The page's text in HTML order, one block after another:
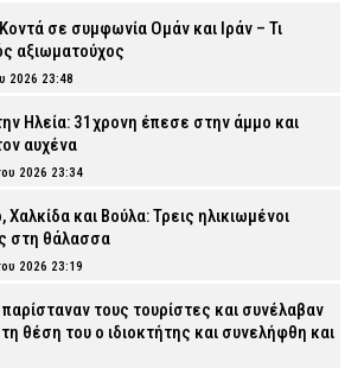
σε συμφωνία Ομάν και Ιράν – Τι
αξιωματούχος
2026 23:48
Ηλεία: 31χρονη έπεσε στην άμμο και
αυχένα
2026 23:34
και Βούλα: Τρεις ηλικιωμένοι
στη θάλασσα
2026 23:19
τους τουρίστες και συνέλαβαν
θέση του ο ιδιοκτήτης και συνελήφθη και